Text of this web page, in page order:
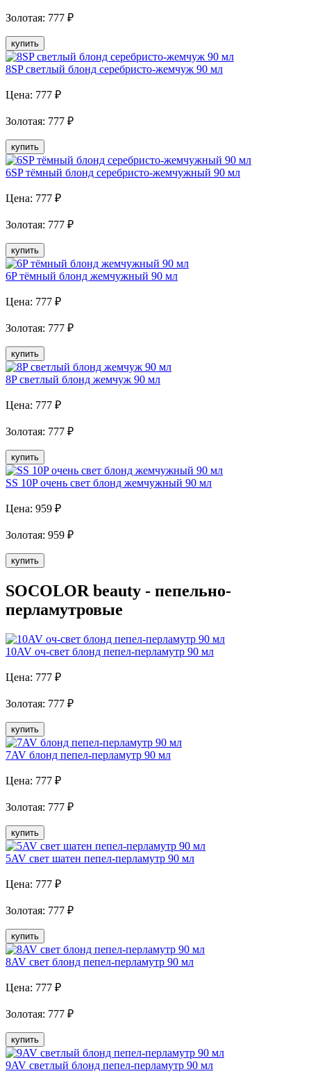
Золотая: 777 ₽
купить
8SP светлый блонд серебристо-жемчуж 90 мл
Цена: 777 ₽
Золотая: 777 ₽
купить
6SP тёмный блонд серебристо-жемчужный 90 мл
Цена: 777 ₽
Золотая: 777 ₽
купить
6P тёмный блонд жемчужный 90 мл
Цена: 777 ₽
Золотая: 777 ₽
купить
8P светлый блонд жемчуж 90 мл
Цена: 777 ₽
Золотая: 777 ₽
купить
SS 10P очень свет блонд жемчужный 90 мл
Цена: 959 ₽
Золотая: 959 ₽
купить
SOCOLOR beauty - пепельно-
перламутровые
10AV оч-свет блонд пепел-перламутр 90 мл
Цена: 777 ₽
Золотая: 777 ₽
купить
7AV блонд пепел-перламутр 90 мл
Цена: 777 ₽
Золотая: 777 ₽
купить
5AV свет шатен пепел-перламутр 90 мл
Цена: 777 ₽
Золотая: 777 ₽
купить
8AV свет блонд пепел-перламутр 90 мл
Цена: 777 ₽
Золотая: 777 ₽
купить
9AV светлый блонд пепел-перламутр 90 мл